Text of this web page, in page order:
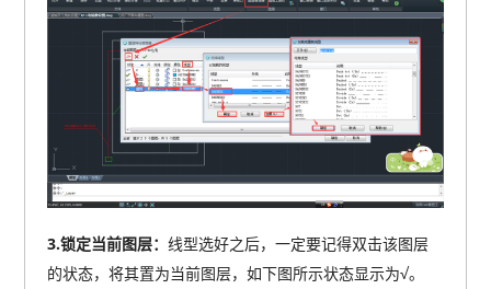
3.锁定当前图层：线型选好之后，一定要记得双击该图层
的状态，将其置为当前图层，如下图所示状态显示为√。